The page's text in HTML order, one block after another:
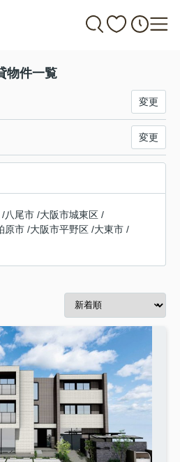
物件一覧
変更
変更
/八尾市 /大阪市城東区 /
原市 /大阪市平野区 /大東市 /